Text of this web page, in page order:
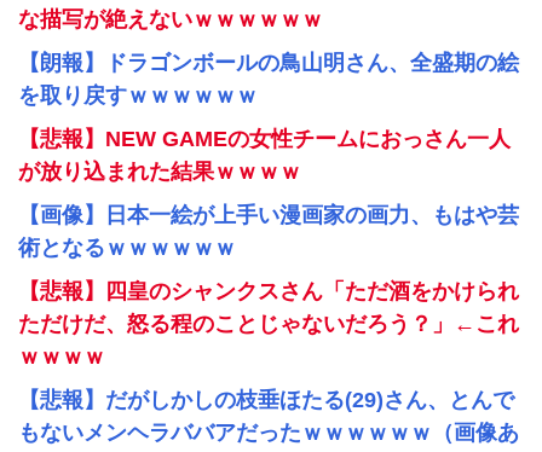
な描写が絶えないｗｗｗｗｗｗ
【朗報】ドラゴンボールの鳥山明さん、全盛期の絵
を取り戻すｗｗｗｗｗｗ
【悲報】NEW GAMEの女性チームにおっさん一人
が放り込まれた結果ｗｗｗｗ
【画像】日本一絵が上手い漫画家の画力、もはや芸
術となるｗｗｗｗｗｗ
【悲報】四皇のシャンクスさん「ただ酒をかけられ
ただけだ、怒る程のことじゃないだろう？」←これ
ｗｗｗｗ
【悲報】だがしかしの枝垂ほたる(29)さん、とんで
もないメンヘラババアだったｗｗｗｗｗｗ（画像あ